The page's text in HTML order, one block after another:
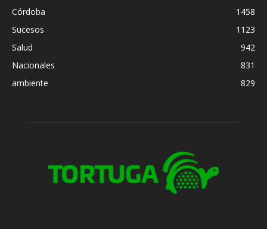
Córdoba
1458
Sucesos
1123
Salud
942
Nacionales
831
ambiente
829